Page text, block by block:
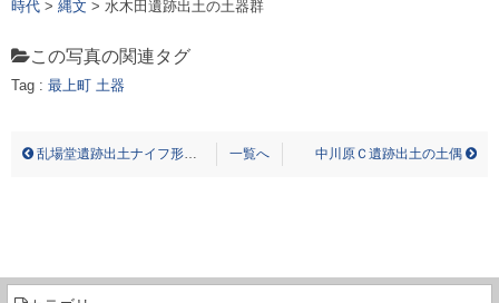
時代 > 縄文 > 水木田遺跡出土の土器群
この写真の関連タグ
Tag : 最上町 土器
乱場堂遺跡出土ナイフ形石器(実測図) 一覧へ 中川原Ｃ遺跡出土の土偶